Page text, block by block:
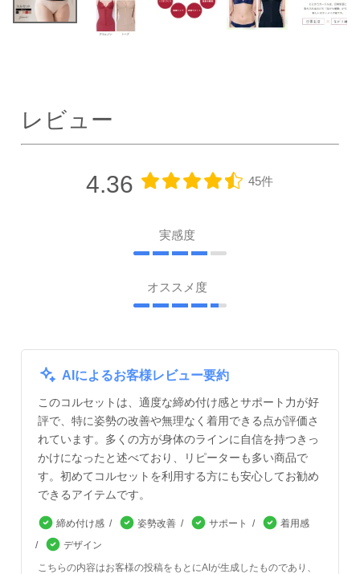
レビュー
4.36 45件
実感度
オススメ度
AIによるお客様レビュー要約
このコルセットは、適度な締め付け感とサポート力が好
評で、特に姿勢の改善や無理なく着用できる点が評価さ
れています。多くの方が身体のラインに自信を持つきっ
かけになったと述べており、リピーターも多い商品で
す。初めてコルセットを利用する方にも安心してお勧め
できるアイテムです。
締め付け感 姿勢改善 サポート
着用感
デザイン
こちらの内容はお客様の投稿をもとにAIが生成したものであり、